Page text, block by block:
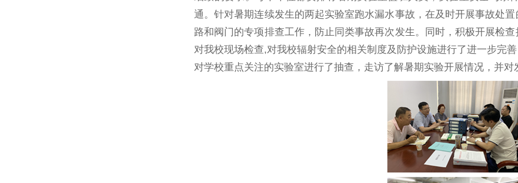
通。针对暑期连续发生的两起实验室跑水漏水事故，在及时开展事故处
路和阀门的专项排查工作，防止同类事故再次发生。同时，积极开展检
对我校现场检查,对我校辐射安全的相关制度及防护设施进行了进一步完
对学校重点关注的实验室进行了抽查，走访了解暑期实验开展情况，并对